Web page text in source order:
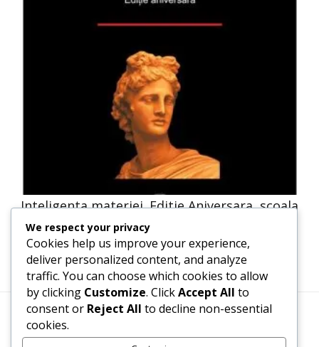
Inteligenta materiei. Editie Aniversara, scoala
ardeleana, Filozofie
Termeni, Condiții & Protecția Datelor (GDPR)
We respect your privacy
Cookies help us improve your experience,
deliver personalized content, and analyze
traffic. You can choose which cookies to allow
by clicking Customize. ClickAccept All to
consent or Reject All to decline non-essential
cookies.